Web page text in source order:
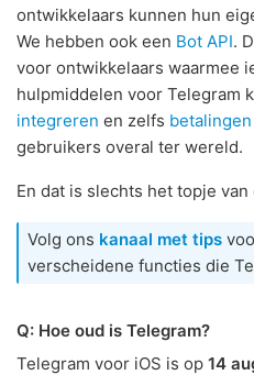
ontwikkelaars kunnen hun
We hebben ook een Bot API.
voor ontwikkelaars waarmee
hulpmiddelen voor Telegram
integreren en zelfs
gebruikers overal ter wereld.
En dat is slechts het topje
Volg ons kanaal met tips
verscheidene functies die
Q: Hoe oud is Telegram?
Telegram voor iOS is op 14